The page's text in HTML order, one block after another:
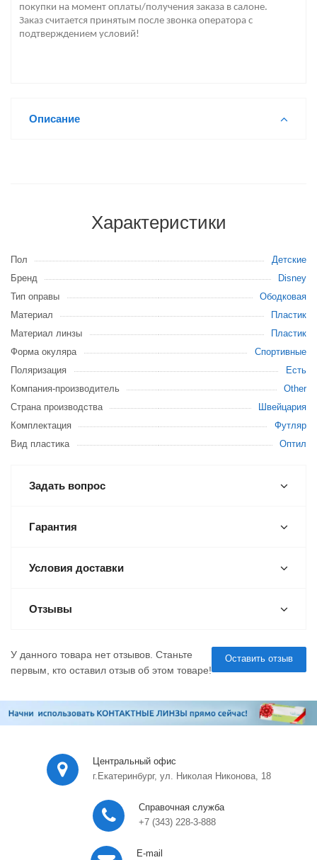
покупки на момент оплаты/получения заказа в салоне.
Заказ считается принятым после звонка оператора с
подтверждением условий!
Описание
Характеристики
Пол
Детские
Бренд
Disney
Тип оправы
Ободковая
Материал
Пластик
Материал линзы
Пластик
Форма окуляра
Спортивные
Поляризация
Есть
Компания-производитель
Other
Страна производства
Швейцария
Комплектация
Футляр
Вид пластика
Оптил
Задать вопрос
Гарантия
Условия доставки
Отзывы
Оставить отзыв
У данного товара нет отзывов. Станьте
первым, кто оставил отзыв об этом товаре!
Центральный офис
г.Екатеринбург, ул. Николая Никонова, 18
Справочная служба
+7 (343) 228-3-888
E-mail